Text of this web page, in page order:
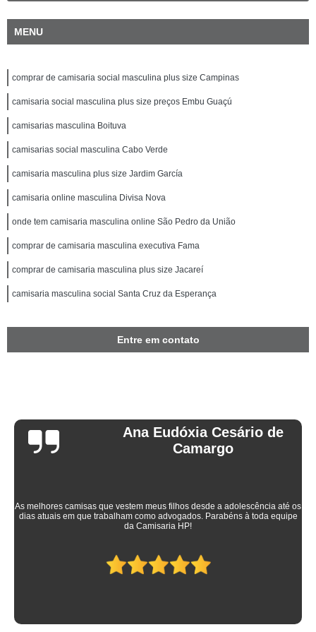
MENU
comprar de camisaria social masculina plus size Campinas
camisaria social masculina plus size preços Embu Guaçú
camisarias masculina Boituva
camisarias social masculina Cabo Verde
camisaria masculina plus size Jardim García
camisaria online masculina Divisa Nova
onde tem camisaria masculina online São Pedro da União
comprar de camisaria masculina executiva Fama
comprar de camisaria masculina plus size Jacareí
camisaria masculina social Santa Cruz da Esperança
Entre em contato
Ana Eudóxia Cesário de
Camargo
As melhores camisas que vestem meus filhos desde a adolescência até os
dias atuais em que trabalham como advogados. Parabéns à toda equipe
da Camisaria HP!